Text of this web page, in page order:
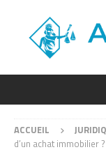
ACCUEIL
d’un achat immobilier ?